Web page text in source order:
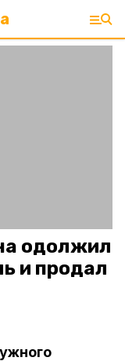
одолжил
и продал